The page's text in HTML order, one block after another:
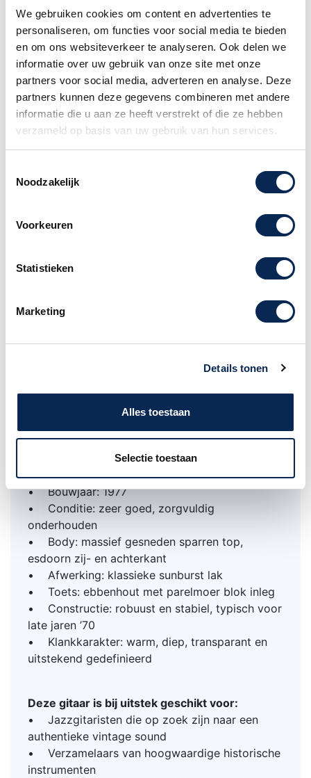
We gebruiken cookies om content en advertenties te
personaliseren, om functies voor social media te bieden
en om ons websiteverkeer te analyseren. Ook delen we
informatie over uw gebruik van onze site met onze
partners voor social media, adverteren en analyse. Deze
partners kunnen deze gegevens combineren met andere
informatie die u aan ze heeft verstrekt of die ze hebben
verzameld op basis van uw gebruik van hun services.
Noodzakelijk
Voorkeuren
Statistieken
Marketing
Details tonen
Alles toestaan
Selectie toestaan
wereldwijd gezien als hét toonbeeld van
vakmanschap en luxe binnen de
jazzgitaartraditie.
Dit exemplaar uit 1977 is een prachtig
vertegenwoordiger van de solide en
karaktervolle periode van Gibson, en verkeert in
zeer goede conditie.
Een stuk muziekhistorie
symbool van vakmanschap, luxe en
aan deze traditie, met handgebouwde
instrumenten die uitblinken in duurzaamheid en
bouw met een extra gevoel van stabiliteit en
betrouwbaarheid – eigenschappen die
Deze L-5 levert de rijke, volle jazztoon waar het
breed en gelaagd, terwijl single-note lijnen
helder en expressief blijven. Met natuurlijke
projectie en akoestische dynamiek.
Specificaties & kenmerken
• Bouwjaar: 1977
• Conditie: zeer goed, zorgvuldig
onderhouden
• Body: massief gesneden sparren top,
esdoorn zij- en achterkant
• Afwerking: klassieke sunburst lak
• Toets: ebbenhout met parelmoer blok inleg
• Constructie: robuust en stabiel, typisch voor
late jaren ’70
• Klankkarakter: warm, diep, transparant en
uitstekend gedefinieerd
Deze gitaar is bij uitstek geschikt voor:
• Jazzgitaristen die op zoek zijn naar een
authentieke vintage sound
• Verzamelaars van hoogwaardige historische
instrumenten